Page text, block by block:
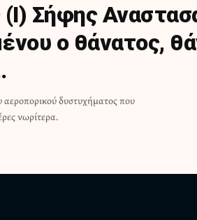
(I) Σήφης
ο θάνατος,
αεροπορικού δυστυχήματος που
νωρίτερα.